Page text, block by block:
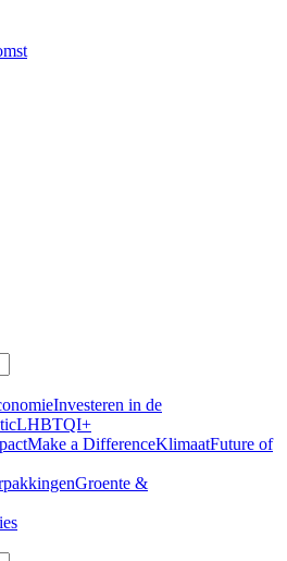
Investeren in de
LHBTQI+
Make a DifferenceKlimaatFuture of
Groente &